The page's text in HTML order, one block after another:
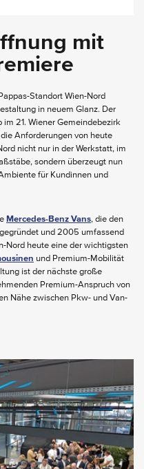
mit
Standort Wien-Nord
in neuem Glanz. Der
21. Wiener Gemeindebezirk
Anforderungen von heute
nicht nur in der Werkstatt, im
sondern überzeugt nun
für Kundinnen und
Mercedes-Benz Vans, die den
und 2005 umfassend
Nord heute eine der wichtigsten
und Premium-Mobilität
ist der nächste große
Premium-Anspruch von
Nähe zwischen Pkw- und Van-